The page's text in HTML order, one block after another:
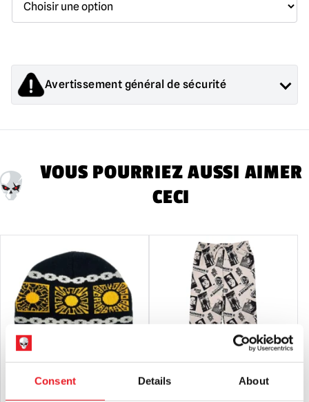
Consent Details About
Avertissement général de sécurité
collection pour adultes ou des décorations d'Halloween. Ils
VOUS POURRIEZ AUSSI AIMER
CECI